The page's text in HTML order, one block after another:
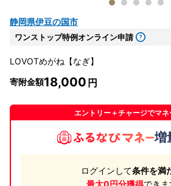
静岡県伊豆の国市
ワンストップ特例オンライン申請
LOVOTめがね【なぎ】
寄附金額18,000
エントリー＋チャージでマネ
増
ログインして条件を満